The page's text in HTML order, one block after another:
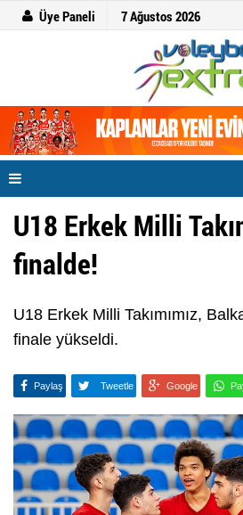
Üye Paneli 7 Ağustos 2026
U18 Erkek Milli
finalde!
U18 Erkek Milli Takımımız,
finale yükseldi.
Paylaş Tweetle Google